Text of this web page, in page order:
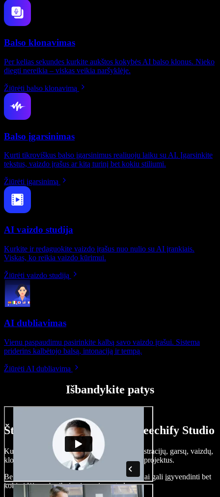
Balso klonavimas
Per kelias sekundes kurkite aukštos kokybės AI balso klonus. Nieko
diegti nereikia – viskas veikia naršyklėje.
Žiūrėti balso klonavimą
Balso įgarsinimas
Kurti tikroviškus balso įgarsinimus realiuoju laiku su AI. Įgarsinkite
tekstus, vaizdo įrašus ar kitą turinį bet kokiu stiliumi.
Žiūrėti įgarsinimą
AI vaizdo studija
Kurkite ir redaguokite vaizdo įrašus nuo nulio su AI įrankiais.
Viskas, ko reikia vaizdo kūrimui.
Žiūrėti vaizdo studiją
AI dubliavimas
Vienu paspaudimu pasirinkite kalbą savo vaizdo įrašui. Sistema
priderins kalbėtojo balsą, intonaciją ir tempą.
Žiūrėti AI dubliavimą
Išbandykite patys
Štai ką galite nuveikti su Speechify Studio
Kurkite įgarsinimus, pridėkite nemokamų iliustracijų, garsų, vaizdų,
klonuokite balsą – kurkite pilnus, įspūdingus projektus.
Be jokių mokymų ir viskas naršyklėje – kūrėjai gali įgyvendinti bet
kokią idėją, neberibojami senųjų metodų.